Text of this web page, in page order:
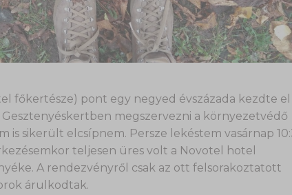
főkertésze) pont egy negyed évszázada kezdte el
megszervezni a környezetvédő
is sikerült elcsípnem. Persze lekéstem vasárnap
teljesen üres volt a Novotel hotel
A rendezvényről csak az ott felsorakoztatott
árulkodtak.